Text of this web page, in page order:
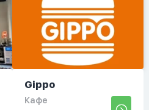
Gippo
Кафе